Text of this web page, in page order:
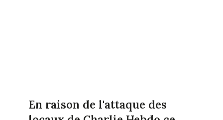
En raison de l'attaque des